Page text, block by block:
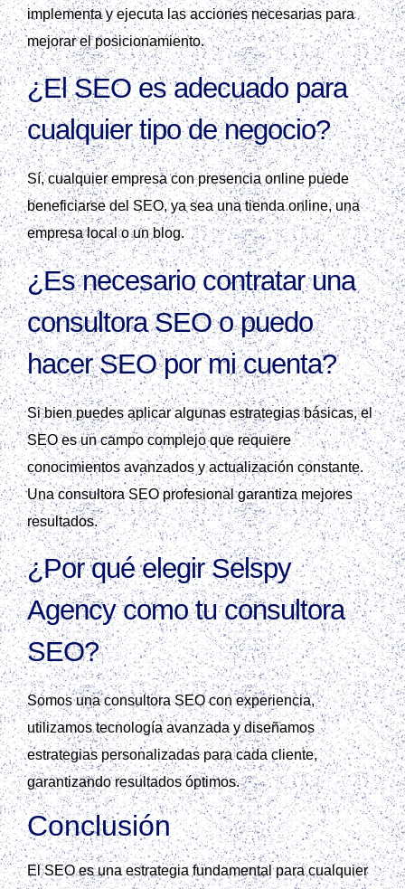
implementa y ejecuta las acciones necesarias para
mejorar el posicionamiento.
¿El SEO es adecuado para
cualquier tipo de negocio?
Sí, cualquier empresa con presencia online puede
beneficiarse del SEO, ya sea una tienda online, una
empresa local o un blog.
¿Es necesario contratar una
consultora SEO o puedo
hacer SEO por mi cuenta?
Si bien puedes aplicar algunas estrategias básicas, el
SEO es un campo complejo que requiere
conocimientos avanzados y actualización constante.
Una consultora SEO profesional garantiza mejores
resultados.
¿Por qué elegir Selspy
Agency como tu consultora
SEO?
Somos una consultora SEO con experiencia,
utilizamos tecnología avanzada y diseñamos
estrategias personalizadas para cada cliente,
garantizando resultados óptimos.
Conclusión
El SEO es una estrategia fundamental para cualquier